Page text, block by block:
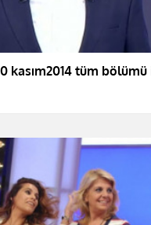
kasım2014 tüm